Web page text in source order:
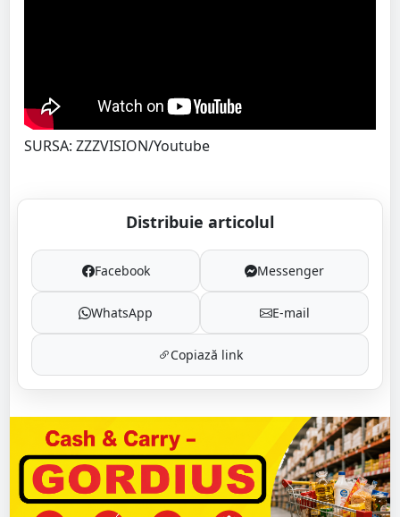
SURSA: ZZZVISION/Youtube
Distribuie articolul
Facebook Messenger
WhatsApp E-mail
Copiază link